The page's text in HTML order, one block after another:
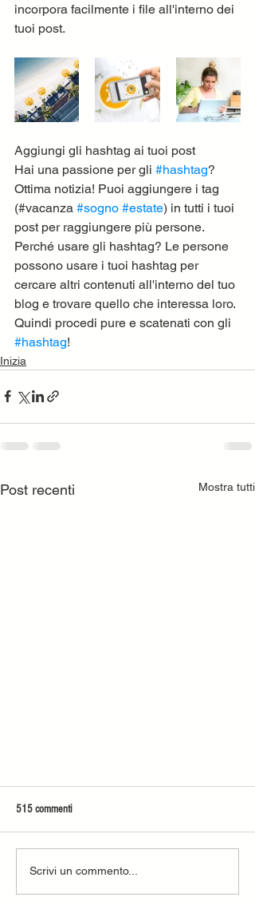
incorpora facilmente i file all'interno dei
tuoi post.
Aggiungi gli hashtag ai tuoi post
Hai una passione per gli #hashtag?
Ottima notizia! Puoi aggiungere i tag
(#vacanza #sogno #estate) in tutti i tuoi
post per raggiungere più persone.
Perché usare gli hashtag? Le persone
possono usare i tuoi hashtag per
cercare altri contenuti all'interno del tuo
blog e trovare quello che interessa loro.
Quindi procedi pure e scatenati con gli
#hashtag!
Inizia
Post recenti Mostra tutti
515 commenti
Scrivi un commento...